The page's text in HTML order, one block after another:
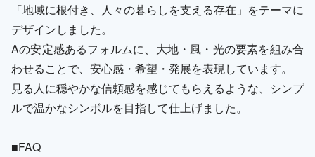
「地域に根付き、人々の暮らしを支える存在」をテーマに
デザインしました。
Aの安定感あるフォルムに、大地・風・光の要素を組み合
わせることで、安心感・希望・発展を表現しています。
見る人に穏やかな信頼感を感じてもらえるような、シンプ
ルで温かなシンボルを目指して仕上げました。
■FAQ